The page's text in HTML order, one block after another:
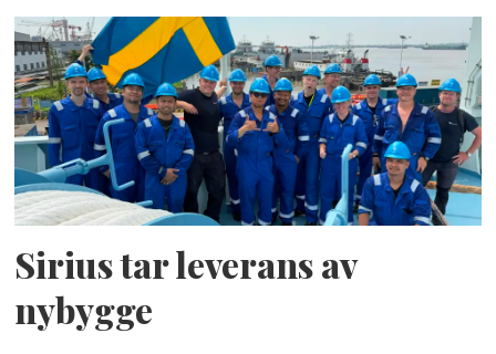
Sirius tar leverans av
nybygge